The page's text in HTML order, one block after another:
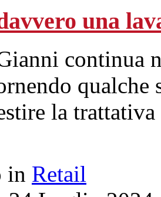
una
continua
la
in Retail